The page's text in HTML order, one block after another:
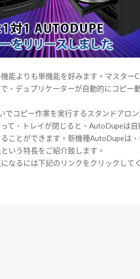
能よりも単機能を好みます。マスタ
、デュプリケーターが自動的にコピ
でコピー作業を実行するスタンドアロ
て、トレイが閉じると、AutoDupeは
ことができます。新機種AutoDupeは
いう特長をご紹介致します。
なるには下記のリンクをクリックし